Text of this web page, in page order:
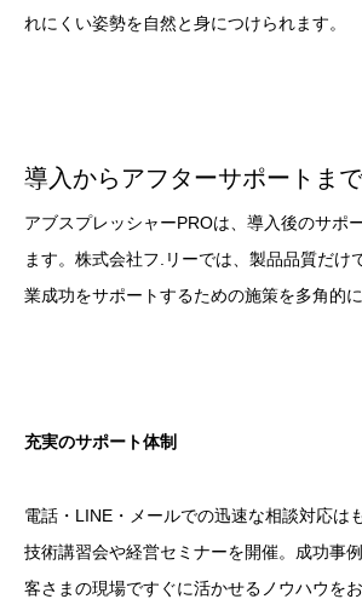
れにくい姿勢を自然と身につけられます。
導入からアフターサポートまで
アブスプレッシャーPROは、導入後のサポ
ます。株式会社フ.リーでは、製品品質だけ
業成功をサポートするための施策を多角的
充実のサポート体制
電話・LINE・メールでの迅速な相談対応は
技術講習会や経営セミナーを開催。成功事
客さまの現場ですぐに活かせるノウハウをお